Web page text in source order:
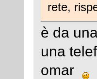
rete,
è da
una
omar